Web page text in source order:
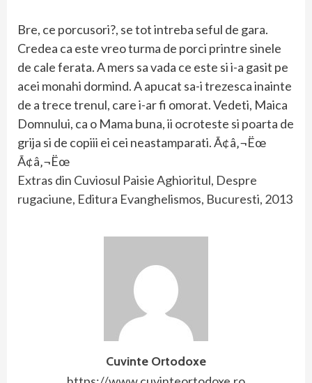
Bre, ce porcusori?, se tot intreba seful de gara.
Credea ca este vreo turma de porci printre sinele
de cale ferata. A mers sa vada ce este si i-a gasit pe
acei monahi dormind. A apucat sa-i trezesca inainte
de a trece trenul, care i-ar fi omorat. Vedeti, Maica
Domnului, ca o Mama buna, ii ocroteste si poarta de
grija si de copiii ei cei neastamparati. Ã¢â‚¬Ëœ
Ã¢â‚¬Ëœ
Extras din Cuviosul Paisie Aghioritul, Despre
rugaciune, Editura Evanghelismos, Bucuresti, 2013
Cuvinte Ortodoxe